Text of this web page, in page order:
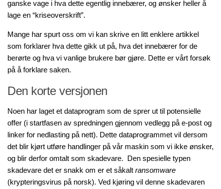
ganske vage i hva dette egentlig innebærer, og ønsker heller å
lage en “kriseoverskrift”.
Mange har spurt oss om vi kan skrive en litt enklere artikkel
som forklarer hva dette gikk ut på, hva det innebærer for de
berørte og hva vi vanlige brukere bør gjøre. Dette er vårt forsøk
på å forklare saken.
Den korte versjonen
Noen har laget et dataprogram som de sprer ut til potensielle
offer (i startfasen av spredningen gjennom vedlegg på e-post og
linker for nedlasting på nett). Dette dataprogrammet vil dersom
det blir kjørt utføre handlinger på vår maskin som vi ikke ønsker,
og blir derfor omtalt som skadevare. Den spesielle typen
skadevare det er snakk om er et såkalt ransomware
(krypteringsvirus på norsk). Ved kjøring vil denne skadevaren